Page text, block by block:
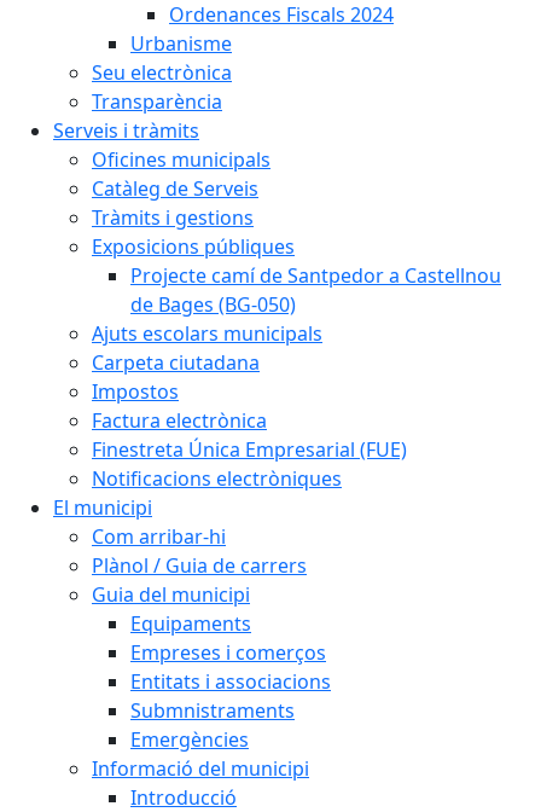
Ordenances Fiscals 2024
Urbanisme
Seu electrònica
Transparència
Serveis i tràmits
Oficines municipals
Catàleg de Serveis
Tràmits i gestions
Exposicions públiques
Projecte camí de Santpedor a Castellnou
de Bages (BG-050)
Ajuts escolars municipals
Carpeta ciutadana
Impostos
Factura electrònica
Finestreta Única Empresarial (FUE)
Notificacions electròniques
El municipi
Com arribar-hi
Plànol / Guia de carrers
Guia del municipi
Equipaments
Empreses i comerços
Entitats i associacions
Submnistraments
Emergències
Informació del municipi
Introducció